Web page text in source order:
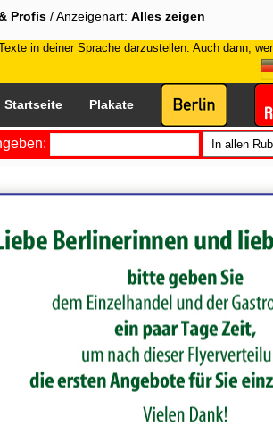
Profis / Anzeigenart: Alles zeigen
in deiner Sprache darzustellen. Auch dann,
Startseite Plakate